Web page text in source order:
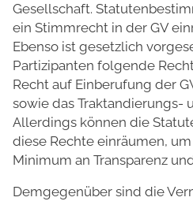
Gesellschaft.
ein Stimmrecht in der GV
Ebenso ist gesetzlich
Partizipanten folgende
Recht auf Einberufung der
sowie das Traktandierungs-
Allerdings können die
diese Rechte einräumen,
Minimum an Transparenz
Demgegenüber sind die